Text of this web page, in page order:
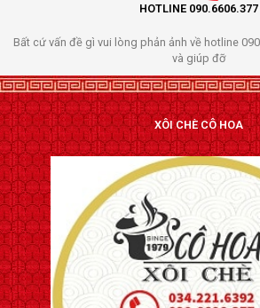
HOTLINE 090.6606.377
Bất cứ vấn đề gì vui lòng phản ảnh về hotline
và giúp đỡ
XÔI CHÈ CÔ HOA